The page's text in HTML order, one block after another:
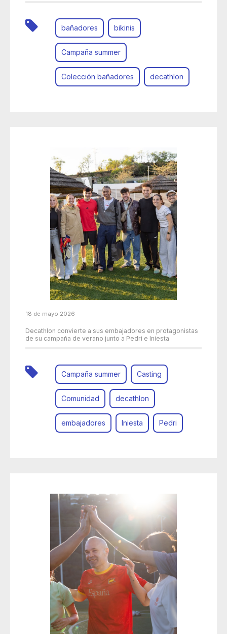
bañadores bikinis
Campaña summer
Colección bañadores decathlon
18 de mayo 2026
Decathlon convierte a sus embajadores en protagonistas
de su campaña de verano junto a Pedri e Iniesta
Campaña summer Casting
Comunidad decathlon
embajadores Iniesta Pedri